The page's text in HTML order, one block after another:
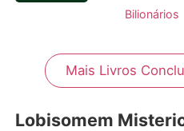
família,
Matteo
mais
Bilionários
Mais Livros
Lobisomem